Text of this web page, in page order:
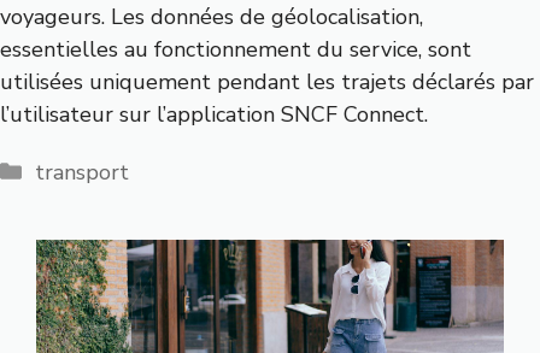
voyageurs. Les données de géolocalisation,
essentielles au fonctionnement du service, sont
utilisées uniquement pendant les trajets déclarés par
l’utilisateur sur l’application SNCF Connect.
Catégories
transport